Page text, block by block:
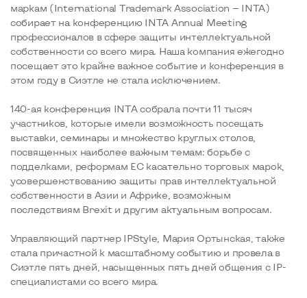
маркам (International Trademark Association — INTA)
собирает на конференцию INTA Annual Meeting
профессионалов в сфере защиты интеллектуальной
собственности со всего мира. Наша компания ежегодно
посещает это крайне важное событие и конференция в
этом году в Сиэтле не стала исключением.
​140-ая конференция INTA собрала почти 11 тысяч
участников, которые имели возможность посещать
выставки, семинары и множество круглых столов,
посвященных наиболее важным темам: борьбе с
подделками, реформам ЕС касательно торговых марок,
усовершенствованию защиты прав интеллектуальной
собственности в Азии и Африке, возможным
последствиям Brexit и другим актуальным вопросам.
Управляющий партнер IPStyle, Мария Ортынская, также
стала причастной к масштабному событию и провела в
Сиэтле пять дней, насыщенных пять дней общения с IP-
специалистами со всего мира.